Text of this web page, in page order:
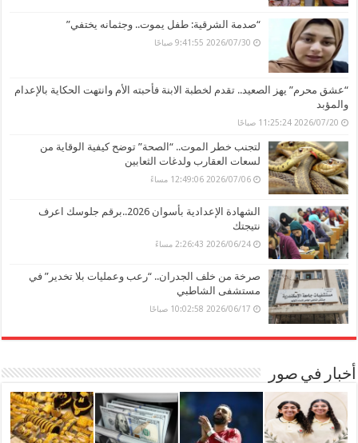
“صدمة الشرقية: طفل يموت.. وجثمانه يختفي”
2026/07/30 9:41:55 صباحًا
“عشق محرم” يهز الصعيد.. تقدم لخطبة الابنة فأحبته الأم وانتهت الحكاية بالإعدام
والمؤبد
2026/07/20 11:25:24 صباحًا
لتجنب خطر الموت.. “الصحة” توضح كيفية الوقاية من
لسعات العقارب ولدغات الثعابين
2026/07/06 12:49:06 مساءً
الشهادة الإعدادية بأسوان 2026..برقم جلوسك اعرف
نتيجتك
2026/06/24 2:26:43 مساءً
صرخة من خلف الجدران.. “رعب وعمليات بلا تخدير” في
مستشفى الشاطبي
2026/06/17 10:02:58 صباحًا
أخبار في صور